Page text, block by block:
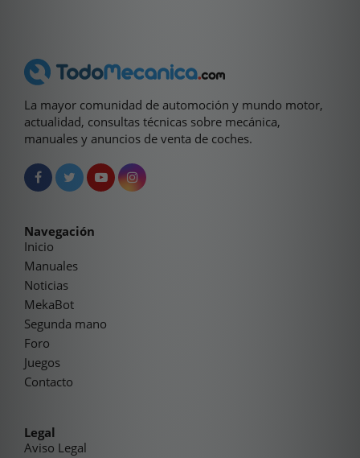
La mayor comunidad de automoción y mundo motor,
actualidad, consultas técnicas sobre mecánica,
manuales y anuncios de venta de coches.
Navegación
Inicio
Manuales
Noticias
MekaBot
Segunda mano
Foro
Juegos
Contacto
Legal
Aviso Legal